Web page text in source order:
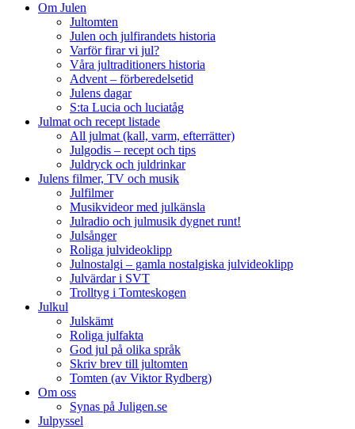
Om Julen
Jultomten
Julen och julfirandets historia
Varför firar vi jul?
Våra jultraditioners historia
Advent – förberedelsetid
Julens dagar
S:ta Lucia och luciatåg
Julmat och recept listade
All julmat (kall, varm, efterrätter)
Julgodis – recept och tips
Juldryck och juldrinkar
Julens filmer, TV och musik
Julfilmer
Musikvideor med julkänsla
Julradio och julmusik dygnet runt!
Julsånger
Roliga julvideoklipp
Julnostalgi – gamla nostalgiska julvideoklipp
Julvärdar i SVT
Trolltyg i Tomteskogen
Julkul
Julskämt
Roliga julfakta
God jul på olika språk
Skriv brev till jultomten
Tomten (av Viktor Rydberg)
Om oss
Synas på Juligen.se
Julpyssel